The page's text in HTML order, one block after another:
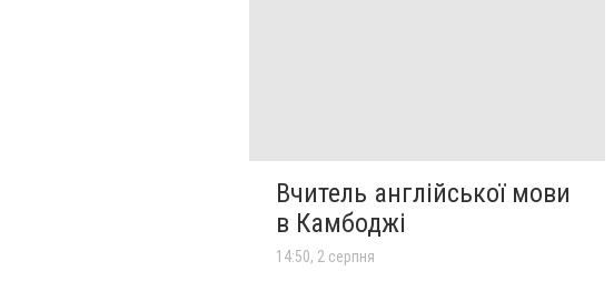
Вчитель англійської мови
в Камбоджі
14:50, 2 серпня